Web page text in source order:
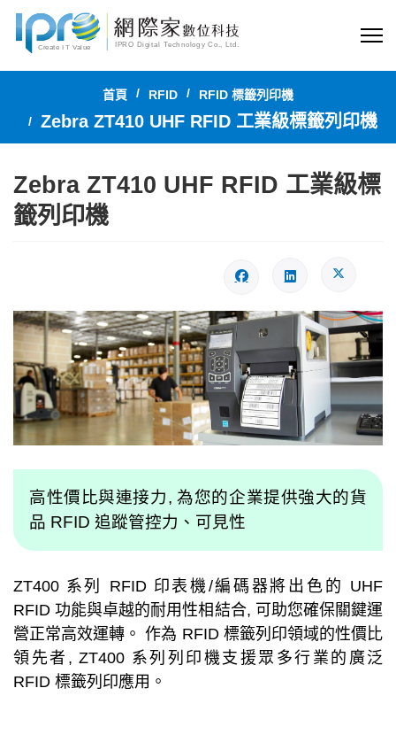
首頁 RFID RFID 標籤列印機
Zebra ZT410 UHF RFID 工業級標籤列印機
Zebra ZT410 UHF RFID 工業級標
籤列印機
高性價比與連接力, 為您的企業提供強大的貨
品 RFID 追蹤管控力、可見性
ZT400 系列 RFID 印表機/編碼器將出色的 UHF
RFID 功能與卓越的耐用性相結合, 可助您確保關鍵運
營正常高效運轉。 作為 RFID 標籤列印領域的性價比
領先者, ZT400 系列列印機支援眾多行業的廣泛
RFID 標籤列印應用。